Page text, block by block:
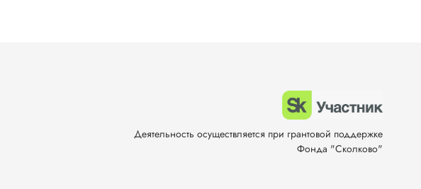
Деятельность осуществляется при грантовой поддержке
Фонда "Сколково"